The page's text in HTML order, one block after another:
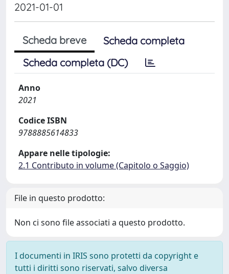
2021-01-01
Scheda breve
Scheda completa
Scheda completa (DC)
Anno
2021
Codice ISBN
9788885614833
Appare nelle tipologie:
2.1 Contributo in volume (Capitolo o Saggio)
File in questo prodotto:
Non ci sono file associati a questo prodotto.
I documenti in IRIS sono protetti da copyright e
tutti i diritti sono riservati, salvo diversa